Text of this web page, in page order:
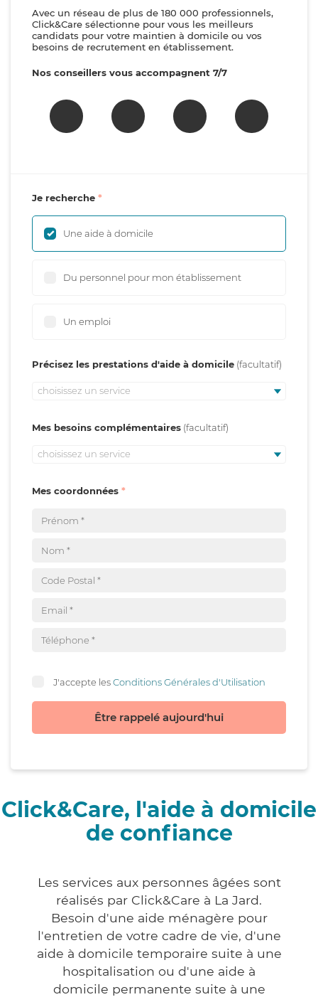
Avec un réseau de plus de 180 000 professionnels,
Click&Care sélectionne pour vous les meilleurs
candidats pour votre maintien à domicile ou vos
besoins de recrutement en établissement.
Nos conseillers vous accompagnent 7/7
Je recherche
Une aide à domicile
Du personnel pour mon établissement
Un emploi
Précisez les prestations d'aide à domicile
choisissez un service
Mes besoins complémentaires
choisissez un service
Mes coordonnées
J'accepte lesConditions Générales d'Utilisation
Être rappelé aujourd'hui
Click&Care, l'aide à domicile
de confiance
Les services aux personnes âgées sont
réalisés par Click&Care à La Jard.
Besoin d'une aide ménagère pour
l'entretien de votre cadre de vie, d'une
aide à domicile temporaire suite à une
hospitalisation ou d'une aide à
domicile permanente suite à une